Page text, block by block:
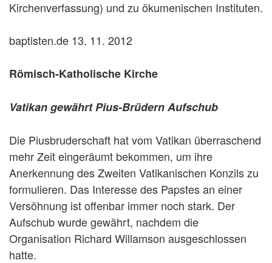
Kirchenverfassung) und zu ökumenischen Instituten.
baptisten.de 13. 11. 2012
Römisch-Katholische Kirche
Vatikan gewährt Pius-Brüdern Aufschub
Die Piusbruderschaft hat vom Vatikan überraschend
mehr Zeit eingeräumt bekommen, um ihre
Anerkennung des Zweiten Vatikanischen Konzils zu
formulieren. Das Interesse des Papstes an einer
Versöhnung ist offenbar immer noch stark. Der
Aufschub wurde gewährt, nachdem die
Organisation Richard Willamson ausgeschlossen
hatte.